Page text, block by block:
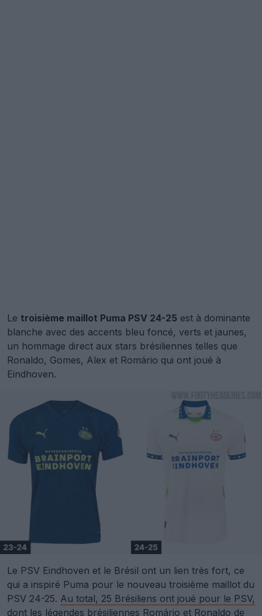
Le troisième maillot Puma PSV 24-25 est à dominante
blanche avec des accents bleu foncé, verts et jaunes,
un hommage direct aux stars brésiliennes telles que
Ronaldo, Gomes, Alex et Romário qui ont joué à
Eindhoven.
Le PSV Eindhoven et le Brésil ont un lien très fort, ce
qui a inspiré Puma pour le nouveau troisième maillot du
PSV 24-25. Au total, 25 Brésiliens ont joué pour le PSV,
dont les légendes brésiliennes Romário et Ronaldo de